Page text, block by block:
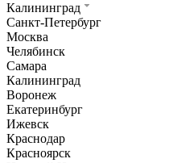
Калининград
Санкт-Петербург
Москва
Челябинск
Самара
Калининград
Воронеж
Екатеринбург
Ижевск
Краснодар
Красноярск